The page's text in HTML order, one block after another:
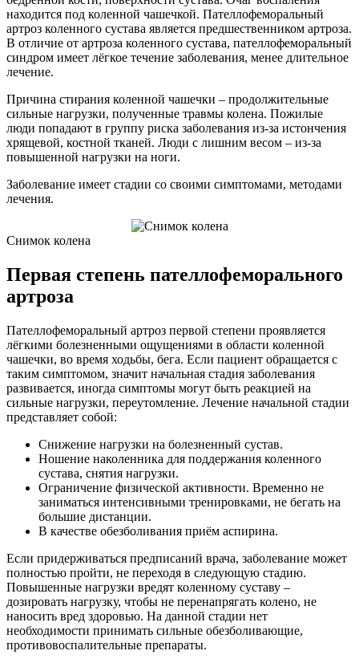
находится под коленной чашечкой. Пателлофеморальный
артроз коленного сустава является предшественником артроза.
В отличие от артроза коленного сустава, пателлофеморальный
синдром имеет лёгкое течение заболевания, менее длительное
лечение.
Причина стирания коленной чашечки – продолжительные
сильные нагрузки, полученные травмы колена. Пожилые
люди попадают в группу риска заболевания из-за истончения
хрящевой, костной тканей. Люди с лишним весом – из-за
повышенной нагрузки на ноги.
Заболевание имеет стадии со своими симптомами, методами
лечения.
Снимок колена
Первая степень пателлофеморального
артроза
Пателлофеморальный артроз первой степени проявляется
лёгкими болезненными ощущениями в области коленной
чашечки, во время ходьбы, бега. Если пациент обращается с
таким симптомом, значит начальная стадия заболевания
развивается, иногда симптомы могут быть реакцией на
сильные нагрузки, переутомление. Лечение начальной стадии
представляет собой:
Снижение нагрузки на болезненный сустав.
Ношение наколенника для поддержания коленного
сустава, снятия нагрузки.
Ограничение физической активности. Временно не
заниматься интенсивными тренировками, не бегать на
большие дистанции.
В качестве обезболивания приём аспирина.
Если придерживаться предписаний врача, заболевание может
полностью пройти, не переходя в следующую стадию.
Повышенные нагрузки вредят коленному суставу –
дозировать нагрузку, чтобы не перенапрягать колено, не
наносить вред здоровью. На данной стадии нет
необходимости принимать сильные обезболивающие,
противовоспалительные препараты.